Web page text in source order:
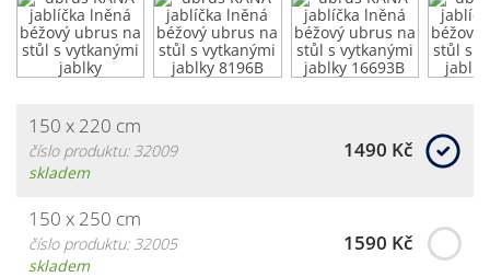
150 x 220 cm
číslo produktu: 32009
skladem
1490 Kč
150 x 250 cm
číslo produktu: 32005
skladem
1590 Kč